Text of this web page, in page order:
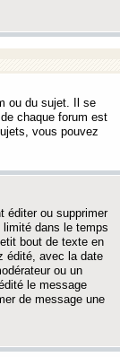
ou du sujet. Il se
chaque forum est
vous pouvez
éditer ou supprimer
dans le temps
bout de texte en
édité, avec la date
ou un
le message
de message une